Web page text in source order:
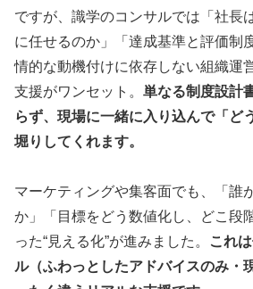
ですが、識学のコンサルでは「社長
に任せるのか」「達成基準と評価制
情的な動機付けに依存しない組織運
支援がワンセット。 単なる制度設計
らず、現場に一緒に入り込んで「ど
堀りしてくれます。
マーケティングや集客面でも、「誰
か」「目標をどう数値化し、どこ段
った“見える化”が進みました。
これ
ル（ふわっとしたアドバイスのみ・